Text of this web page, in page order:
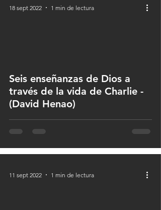
Seis enseñanzas de Dios a
través de la vida de Charlie -
(David Henao)
18 sept 2022 1 min de lectura
11 sept 2022 1 min de lectura